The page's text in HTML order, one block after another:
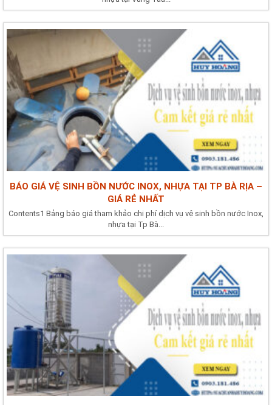
BÁO GIÁ VỆ SINH BỒN NƯỚC INOX, NHỰA TẠI TP BÀ RỊA –
GIÁ RẺ NHẤT
Contents1 Bảng báo giá tham khảo chi phí dịch vụ vệ sinh bồn nước Inox,
nhựa tại Tp Bà...